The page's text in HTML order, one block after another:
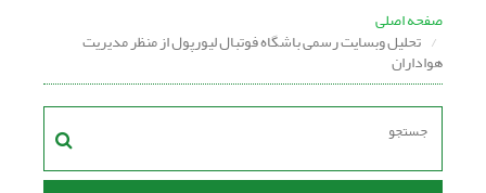
صفحه اصلی
تحلیل وبسایت رسمی باشگاه فوتبال لیورپول از منظر مدیریت
هواداران